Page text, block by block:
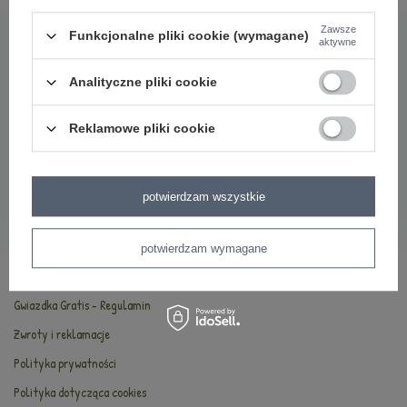
Najczęściej zadawane pytania
Bezpieczeństwo
Oryginalność
Oferta hurtowa
INFORMACJE
Kontakt
Gwiazdka Gratis - Regulamin
Zwroty i reklamacje
Polityka prywatności
Polityka dotycząca cookies
Funkcjonalne pliki cookie (wymagane)
Zawsze
aktywne
Analityczne pliki cookie
Reklamowe pliki cookie
potwierdzam wymagane
potwierdzam wszystkie